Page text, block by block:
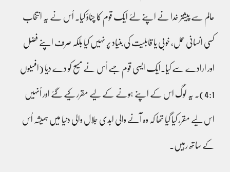
عالم سے پیشتر خدا نے اپنے لئے ایک قوم کا چناؤ کیا۔ اُس نے یہ انتخاب
کسی انسانی عمل، خوبی یا قابلیت کی بنیاد پر نہیں کیا بلکہ صرف اپنے فضل
اور ارادے سے کیا۔ایک ایسی قوم جسے اُس نے مسیح کو دے دیا (افسیوں
4:1)۔ یہ لوگ اس کے اپنے ہونے کے لیے مقرر کیے گئے اور اُنہیں
اس لیے مقرر کیا گیا تھا کہ وہ آنے والی ابدی جلال والی دنیا میں ہمیشہ اُس
کے ساتھ رہیں۔